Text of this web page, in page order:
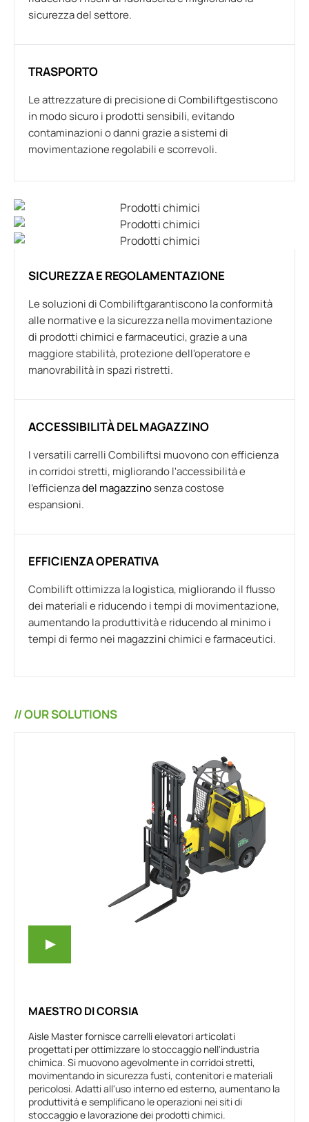
sicurezza del settore.
TRASPORTO
Le attrezzature di precisione di Combiliftgestiscono
in modo sicuro i prodotti sensibili, evitando
contaminazioni o danni grazie a sistemi di
movimentazione regolabili e scorrevoli.
SICUREZZA E REGOLAMENTAZIONE
Le soluzioni di Combiliftgarantiscono la conformità
alle normative e la sicurezza nella movimentazione
di prodotti chimici e farmaceutici, grazie a una
maggiore stabilità, protezione dell'operatore e
manovrabilità in spazi ristretti.
ACCESSIBILITÀ DEL MAGAZZINO
I versatili carrelli Combiliftsi muovono con efficienza
in corridoi stretti, migliorando l'accessibilità e
l'efficienzadel magazzinosenza costose
espansioni.
EFFICIENZA OPERATIVA
Combilift ottimizza la logistica, migliorando il flusso
dei materiali e riducendo i tempi di movimentazione,
aumentando la produttività e riducendo al minimo i
tempi di fermo nei magazzini chimici e farmaceutici.
// OUR SOLUTIONS
MAESTRO DI CORSIA
Aisle Master fornisce carrelli elevatori articolati
progettati per ottimizzare lo stoccaggio nell'industria
chimica. Si muovono agevolmente in corridoi stretti,
movimentando in sicurezza fusti, contenitori e materiali
pericolosi. Adatti all'uso interno ed esterno, aumentano la
produttività e semplificano le operazioni nei siti di
stoccaggio e lavorazione dei prodotti chimici.